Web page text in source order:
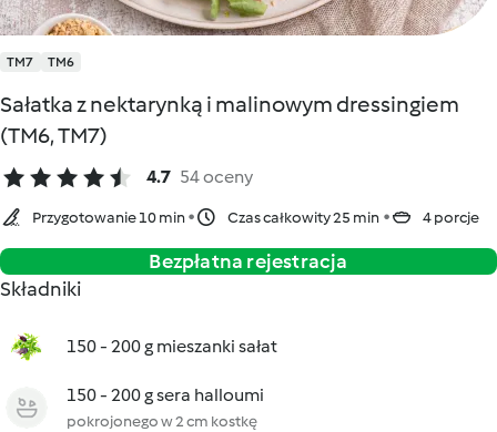
TM7 TM6
Sałatka z nektarynką i malinowym dressingiem
(TM6, TM7)
4.7 54 oceny
Przygotowanie 10 min Czas całkowity 25 min 4 porcje
Bezpłatna rejestracja
Składniki
150 - 200 g mieszanki sałat
150 - 200 g sera halloumi
pokrojonego w 2 cm kostkę